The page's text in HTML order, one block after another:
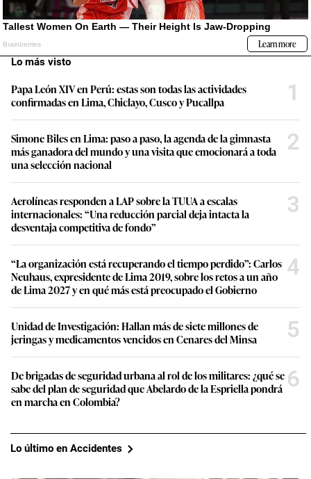
Lo más visto
Papa León XIV en Perú: estas son todas las actividades
confirmadas en Lima, Chiclayo, Cusco y Pucallpa
1
Simone Biles en Lima: paso a paso, la agenda de la gimnasta
más ganadora del mundo y una visita que emocionará a toda
una selección nacional
2
Aerolíneas responden a LAP sobre la TUUA a escalas
internacionales: “Una reducción parcial deja intacta la
desventaja competitiva de fondo”
3
“La organización está recuperando el tiempo perdido”: Carlos
Neuhaus, expresidente de Lima 2019, sobre los retos a un año
de Lima 2027 y en qué más está preocupado el Gobierno
4
Unidad de Investigación: Hallan más de siete millones de
jeringas y medicamentos vencidos en Cenares del Minsa
5
De brigadas de seguridad urbana al rol de los militares: ¿qué se
sabe del plan de seguridad que Abelardo de la Espriella pondrá
en marcha en Colombia?
6
Lo último en Accidentes